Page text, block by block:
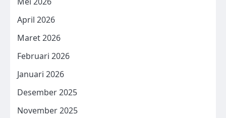
April 2026
Maret 2026
Februari 2026
Januari 2026
Desember 2025
November 2025